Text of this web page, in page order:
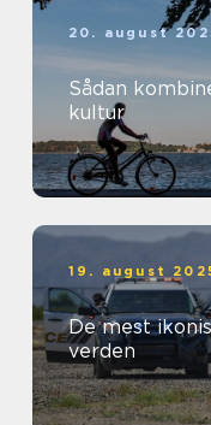
20. august
Sådan
kultur
19. august
De mest
verden